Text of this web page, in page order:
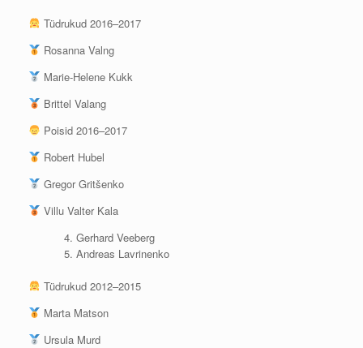
Tüdrukud 2016–2017
Rosanna Valng
Marie-Helene Kukk
Brittel Valang
Poisid 2016–2017
Robert Hubel
Gregor Gritšenko
Villu Valter Kala
Gerhard Veeberg
Andreas Lavrinenko
Tüdrukud 2012–2015
Marta Matson
Ursula Murd